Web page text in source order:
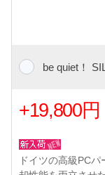
be quiet！
+19,800円
ドイツの高級PC